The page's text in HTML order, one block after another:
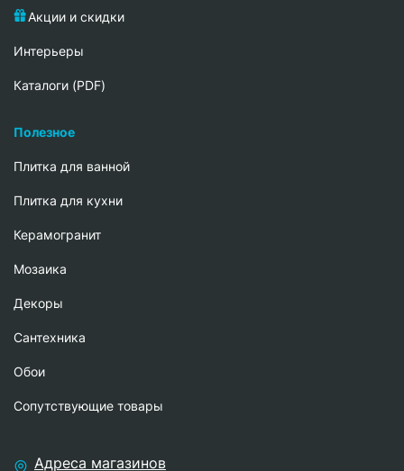
Акции и скидки
Интерьеры
Каталоги (PDF)
Полезное
Плитка для ванной
Плитка для кухни
Керамогранит
Мозаика
Декоры
Сантехника
Обои
Сопутствующие товары
Адреса магазинов